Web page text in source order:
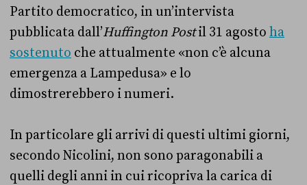
Partito democratico, in un’intervista
pubblicata dall’Huffington Postil 31 agosto ha
sostenuto che attualmente «non c’è alcuna
emergenza a Lampedusa» e lo
dimostrerebbero i numeri.
In particolare gli arrivi di questi ultimi giorni,
secondo Nicolini, non sono paragonabili a
quelli degli anni in cui ricopriva la carica di